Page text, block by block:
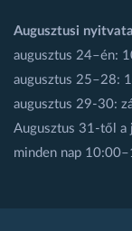
Augusztusi
augusztus 24–én:
augusztus 25–28:
augusztus 29-30:
Augusztus 31-től a
minden nap